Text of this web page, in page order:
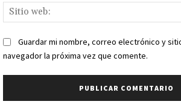
Guardar mi nombre, correo electrónico y
navegador la próxima vez que comente.